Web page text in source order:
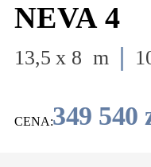
NEVA 4
13,5 x 8 m
CENA:349 540